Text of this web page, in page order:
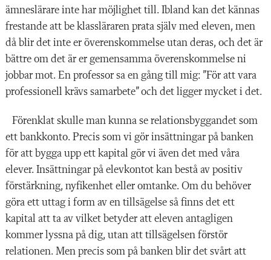
ämneslärare inte har möjlighet till. Ibland kan det kännas
frestande att be klassläraren prata själv med eleven, men
då blir det inte er överenskommelse utan deras, och det är
bättre om det är er gemensamma överenskommelse ni
jobbar mot. En professor sa en gång till mig: ”För att vara
professionell krävs samarbete” och det ligger mycket i det.
Förenklat skulle man kunna se relationsbyggandet som
ett bankkonto. Precis som vi gör insättningar på banken
för att bygga upp ett kapital gör vi även det med våra
elever. Insättningar på elevkontot kan bestå av positiv
förstärkning, nyfikenhet eller omtanke. Om du behöver
göra ett uttag i form av en tillsägelse så finns det ett
kapital att ta av vilket betyder att eleven antagligen
kommer lyssna på dig, utan att tillsägelsen förstör
relationen. Men precis som på banken blir det svårt att